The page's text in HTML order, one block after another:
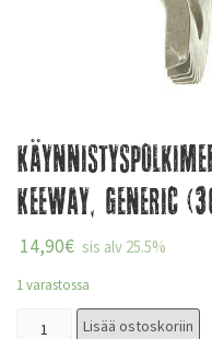
Keeway, Generic
14,90€ sis alv 25.5%
1 varastossa
Lisää ostoskoriin